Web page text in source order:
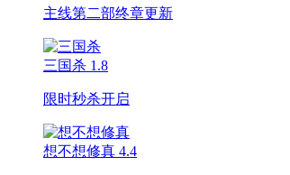
主线第二部终章更新
三国杀 1.8
限时秒杀开启
想不想修真 4.4